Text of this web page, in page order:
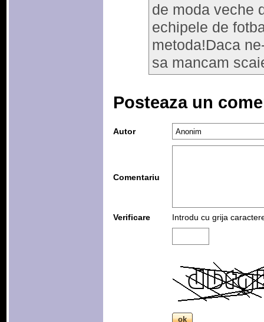
de moda veche
echipele de
metoda!Daca
sa mancam
Posteaza un
Autor
Comentariu
Verificare Introdu cu grija